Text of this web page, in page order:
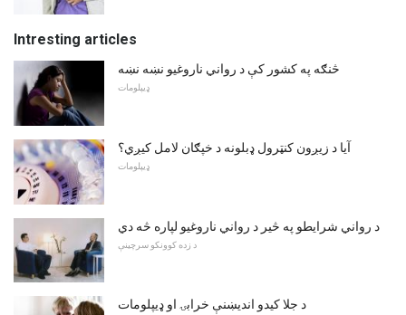
Intresting articles
څنګه په کشور کې د رواني ناروغیو نښه نښه
ډیپلومات
آیا د زیږون کنټرول ډبلونه د خپګان لامل کیږي؟
ډیپلومات
د رواني شرایطو په څیر د رواني ناروغیو لپاره څه دي
د زده کوونکو سرچینې
د جلا کیدو اندیښنې خرابۍ او ډیپلومات